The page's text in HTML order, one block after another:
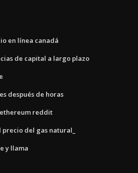
en línea canadá
de capital a largo plazo
después de horas
reddit
del gas natural_
y llama